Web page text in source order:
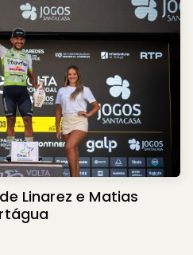
Linarez e Matias